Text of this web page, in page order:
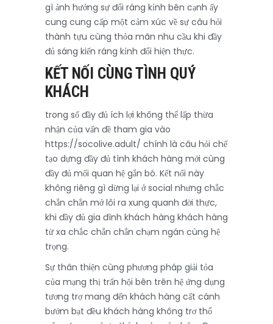
gì ảnh hưởng sự đổi ráng kỉnh bên cạnh ấy
cung cung cấp một cảm xúc về sự câu hỏi
thành tựu cùng thỏa mãn nhu cầu khi đầy
đủ sáng kiến ráng kỉnh đổi hiện thực.
KẾT NỐI CÙNG TÌNH QUÝ
KHÁCH
trong số đầy đủ ích lợi không thể lấp thừa
nhận của vấn đề tham gia vào
https://socolive.adult/ chính là câu hỏi chế
tạo dựng đầy đủ tình khách hàng mới cùng
đầy đủ mối quan hệ gắn bó. Kết nối này
không riêng gì dừng lại ở social nhưng chắc
chắn chắn mở lôi ra xung quanh đời thực,
khi đầy đủ gia đình khách hàng khách hàng
từ xa chắc chắn chắn chạm ngán cùng hệ
trọng.
Sự thân thiện cùng phương pháp giải tỏa
của mạng thị trấn hội bên trên hệ ứng dụng
tương trợ mang đến khách hàng cất cánh
bướm bạt đều khách hàng không trơ thổ